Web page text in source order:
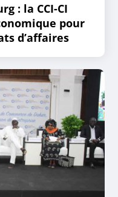
: la CCI-CI
pour
d’affaires